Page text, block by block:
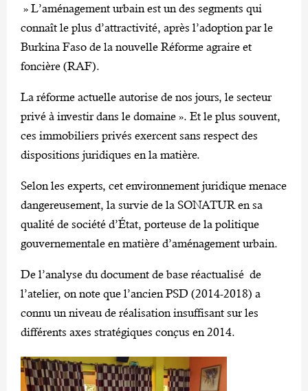
» L’aménagement urbain est un des segments qui
connaît le plus d’attractivité, après l’adoption par le
Burkina Faso de la nouvelle Réforme agraire et
foncière (RAF).
La réforme actuelle autorise de nos jours, le secteur
privé à investir dans le domaine ». Et le plus souvent,
ces immobiliers privés exercent sans respect des
dispositions juridiques en la matière.
Selon les experts, cet environnement juridique menace
dangereusement, la survie de la SONATUR en sa
qualité de société d’État, porteuse de la politique
gouvernementale en matière d’aménagement urbain.
De l’analyse du document de base réactualisé de
l’atelier, on note que l’ancien PSD (2014-2018) a
connu un niveau de réalisation insuffisant sur les
différents axes stratégiques conçus en 2014.